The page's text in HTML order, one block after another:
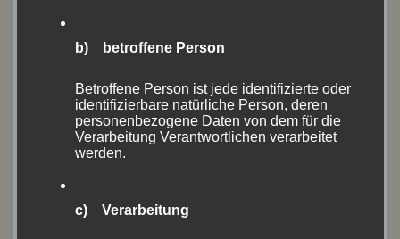
September 2020
Juli 2020(1)
Juni 2020(10)
Mai 2020
b) betroffene Person
Betroffene Person ist jede identifizierte oder
identifizierbare natürliche Person, deren
personenbezogene Daten von dem für die
Verarbeitung Verantwortlichen verarbeitet
werden.
c) Verarbeitung